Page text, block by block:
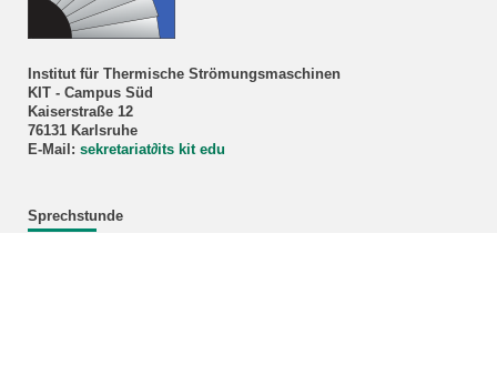
Institut für Thermische Strömungsmaschinen
KIT - Campus Süd
Kaiserstraße 12
76131 Karlsruhe
E-Mail: sekretariat∂its kit edu
Sprechstunde